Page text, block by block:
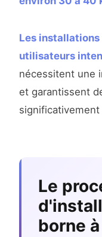
Les
utilisateurs
nécessitent une
et garantissent
Le
borne